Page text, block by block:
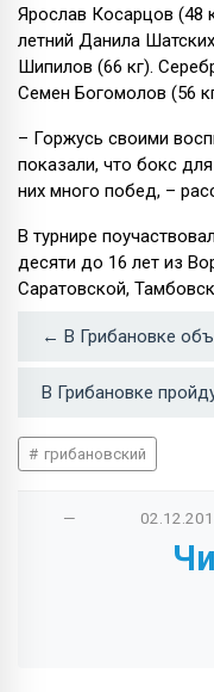
Ярослав Косарцов (48
летний Данила
Шипилов (66 кг).
Семен Богомолов (56
– Горжусь своими
показали, что бокс
них много побед, –
В турнире
десяти до 16 лет из
Саратовской,
грибановский
—